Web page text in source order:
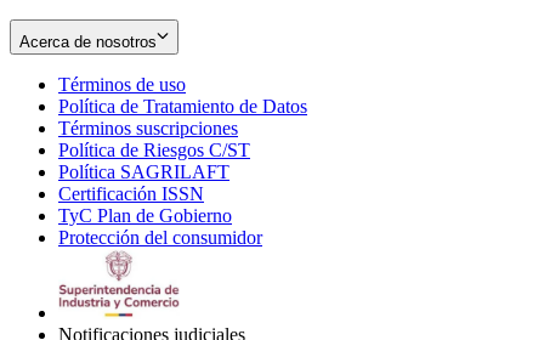
Acerca de nosotros
Términos de uso
in
new
window
Política de Tratamiento de Datos
Términos suscripciones
in
Política de Riesgos C/ST
Política SAGRILAFT
new
window
Certificación ISSN
in
new
TyC Plan de Gobierno
in
Protección del consumidorOpens
Notificaciones judiciales